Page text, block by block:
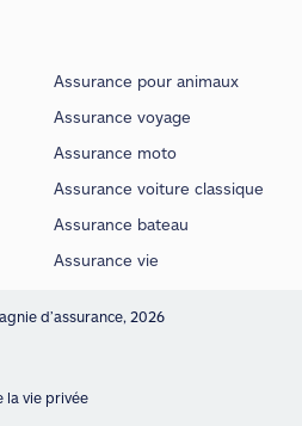
Assurance pour animaux
Assurance voyage
Assurance moto
Assurance voiture classique
Assurance bateau
Assurance vie
d’assurance, 2026
la vie privée